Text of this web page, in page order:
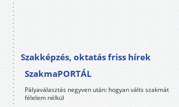
Szakképzés, oktatás friss hírek
SzakmaPORTÁL
Pályaválasztás negyven után: hogyan válts szakmát
félelem nélkül